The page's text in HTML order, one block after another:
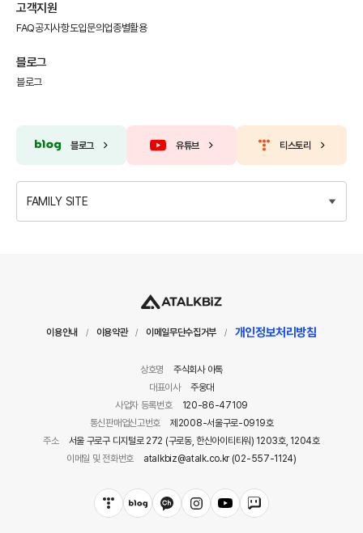
고객지원
FAQ공지사항도입문의 업종별활용
블로그
블로그
블로그 유튜브 티스토리
FAMILY SITE
이용안내 / 이용약관 / 이메일무단수집거부 / 개인정보처리방침
상호명
주식회사 아톡
대표이사
주웅대
사업자 등록번호
120-86-47109
통신판매업신고번호
제2008-서울구로-0919호
주소
서울 구로구 디지털로 272 (구로동, 한신아이티타워) 1203호, 1204호
이메일 및 전화번호
atalkbiz@atalk.co.kr (02-557-1124)